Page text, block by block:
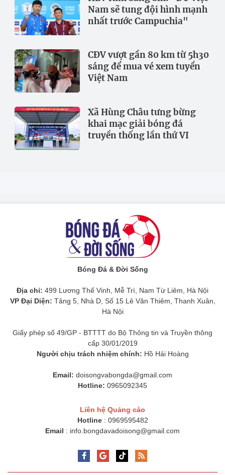
Nam sẽ tung đội hình mạnh
nhất trước Campuchia"
CĐV vượt gần 80 km từ 5h30
sáng để mua vé xem tuyển
Việt Nam
Xã Hùng Châu tưng bừng
khai mạc giải bóng đá
truyền thống lần thứ VI
Bóng Đá & Đời Sống
Địa chỉ: 499 Lương Thế Vinh, Mễ Trì, Nam Từ Liêm, Hà Nội
VP Đại Diện: Tâng 5, Nhà D, Số 15 Lê Văn Thiêm, Thanh Xuân,
Hà Nội
Giấy phép số 49/GP - BTTTT do Bộ Thông tin và Truyền thông
cấp 30/01/2019
Người chịu trách nhiệm chính: Hồ Hải Hoàng
Email: doisongvabongda@gmail.com
Hotline: 0965092345
Liên hệ Quảng cáo
Hotline: 0969595482
Email : info.bongdavadoisong@gmail.com